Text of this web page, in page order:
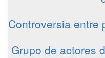
Controversia entre
Grupo de actores